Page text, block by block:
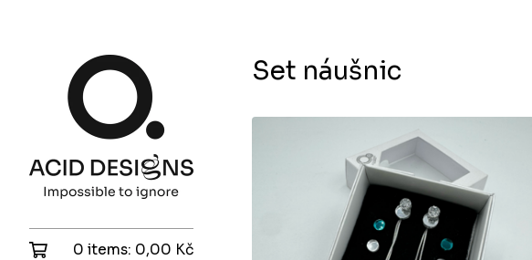
0 items: 0,00 Kč
Set náušnic